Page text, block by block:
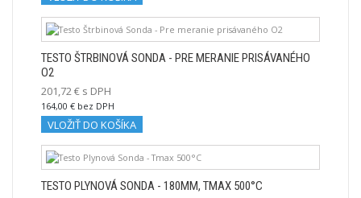
TESTO ŠTRBINOVÁ SONDA - PRE MERANIE PRISÁVANÉHO
O2
201,72 € s DPH
164,00 € bez DPH
VLOŽIŤ DO KOŠÍKA
TESTO PLYNOVÁ SONDA - 180MM, TMAX 500°C